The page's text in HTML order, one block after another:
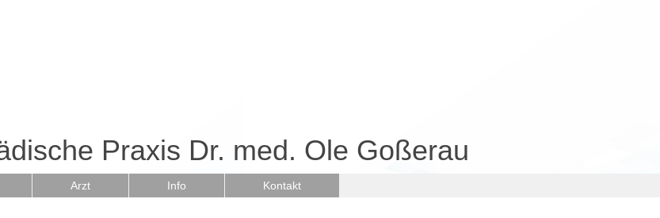
Praxis Dr. med. Ole Goßerau
Arzt Info Kontakt